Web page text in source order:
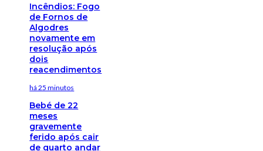
Incêndios: Fogo
de Fornos de
Algodres
novamente em
resolução após
dois
reacendimentos
há 25 minutos
Bebé de 22
meses
gravemente
ferido após cair
de quarto andar